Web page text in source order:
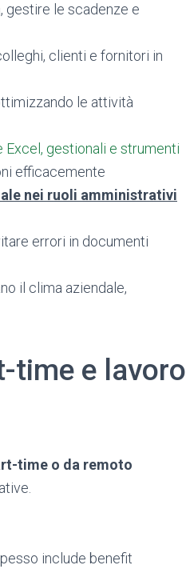
gestire le scadenze e
clienti e fornitori in
le attività
Excel, gestionali e strumenti
efficacemente
nei ruoli amministrativi
errori in documenti
il clima aziendale,
time e lavoro
time o da remoto
include benefit